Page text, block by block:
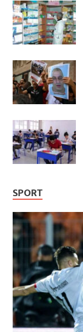
SPORT